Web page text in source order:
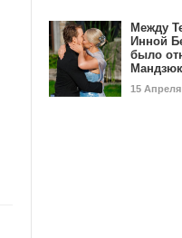
Между
Инной
было
15 Апреля